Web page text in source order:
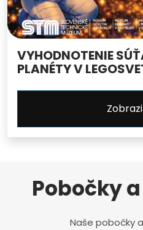
VYHODNOTENIE
PLANÉTY V
Pobočky a
Naše pobočky